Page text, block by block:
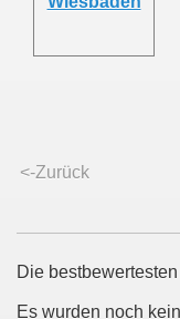
<-Zurück
Die
Es wurden noch